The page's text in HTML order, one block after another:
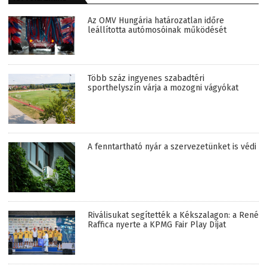
Az OMV Hungária határozatlan időre
leállította autómosóinak működését
Több száz ingyenes szabadtéri
sporthelyszín várja a mozogni vágyókat
A fenntartható nyár a szervezetünket is védi
Riválisukat segítették a Kékszalagon: a René
Raffica nyerte a KPMG Fair Play Díjat